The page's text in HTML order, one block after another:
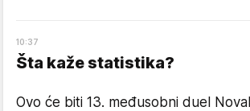
10:37
Šta kaže statistika?
Ovo će biti 13. međusobni duel